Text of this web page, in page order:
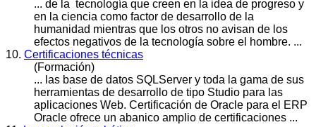
... de la tecnología que creen en la idea de progreso y
en la ciencia como factor de desarrollo de la
humanidad mientras que los otros no avisan de los
efectos negativos de la tecnología sobre el hombre. ...
10. Certificaciones técnicas
(Formación)
... las base de datos SQLServer y toda la gama de sus
herramientas de desarrollo de tipo Studio para las
aplicaciones Web. Certificación de Oracle para el ERP
Oracle ofrece un abanico amplio de certificaciones ...